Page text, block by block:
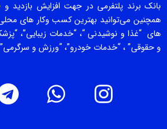
بانک برند پلتفرمی در جهت افزایش
همچنین می‌توانید بهترین کسب وکار های
های “غذا و نوشیدنی “، “خدمات زیبایی”،
و حقوقی” ، “خدمات خودرو”، “ورزش و سرگرمی”